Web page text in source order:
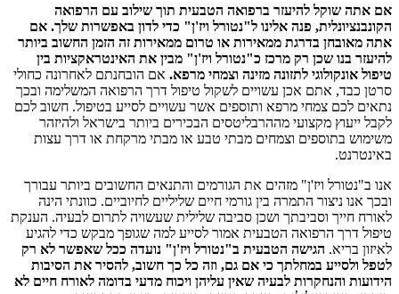
אם אתה שוקל להיעזר ברפואה הטבעית תוך שילוב עם הרפואה
הקונבנציונלית, פנה אלינו ל"נטורל ויז'ן" כדי לדון באפשרות שלך. אם
אתה מאובחן בדרגת ממאירות או טרום ממאירות זה הזמן החשוב ביותר
להיעזר בנו שכן רק מרכז כ"נטורל ויז'ן" מבין את האינטראקציות בין
טיפול אונקולוגי לתזונה מזינה וצמחי מרפא. אם הובחנתם לאחרונה כחולי
סרטן כבד, אתם אכן עשויים לשקול טיפול דרך הרפואה המשלימה ובכך
נתאים לכם צמחי מרפא ותוספים אשר עשויים לסייע בטיפול. חשוב לכם
לקבל ייעוץ מקצועי מההרבליטסים הבכירים ביותר בישראל ולהיזהר
משימוש בתוספים וצמחים מבתי טבע או מבתי מרקחת או דרך עצות
באינטרנט.
אנו ב"נטורל ויז'ן" מזהים את הגורמים והתנאים החשובים ביותר עבורך
ובכך אנו ניצור התמרה בין גורמי חיים שליליים לחיוביים. כוונתי הינה
לאורח חייך וסביבתך ושכן סביבה שלילית שעשויה לתרום לבעיה. הענקת
טיפול דרך הרפואה הטבעית אמור לסייע למה שגופך מבקש כדי להגיע
לאיזון בריא. הגישה הטבעית ב"נטורל ויז'ן" נועדה ככל שאפשר לא רק
לטפל ולסייע במחלתך כי אם גם, וזה כל כך חשוב, להסיר את הסיבות
הידועות והנחקרות לבעיה שאין עליהן ויכוח מדעי בדומה לאורח חיים לא